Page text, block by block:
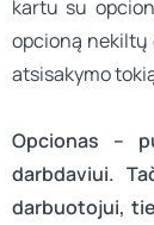
kartu su
opcioną
atsisakymo
Opcionas –
darbdaviui.
darbuotojui,